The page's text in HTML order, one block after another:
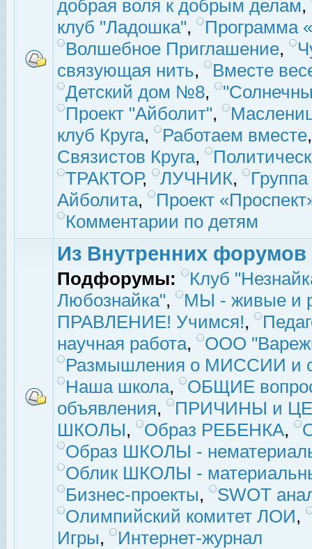
добрая воля к добрым делам,
клуб "Ладошка",
Программа
Волшебное Приглашение,
связующая нить,
Вместе
Детский дом №8,
Проект "Айболит",
клуб Круга, Работаем вместе
Связистов Круга,
ТРАКТОР, ЛУЧНИК,
Айболита,
Проект
Комментарии по детям
Из Внутренних форумов
Подфорумы:
Клуб
Любознайка",
МЫ - живые и
ПРАВЛЕНИЕ! Учимся!,
научная работа,
ООО
Размышления о МИССИИ и
Наша школа,
ОБЩИЕ
объявления,
ПРИЧИНЫ и
ШКОЛЫ, Образ РЕБЕНКА,
Образ ШКОЛЫ -
Облик ШКОЛЫ -
Бизнес-проекты,
SWOT
Олимпийский комитет ЛОИ,
Игры, Интернет-журнал